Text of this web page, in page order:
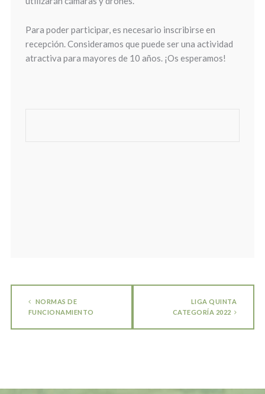
Para poder participar, es necesario inscribirse en
recepción. Consideramos que puede ser una actividad
atractiva para mayores de 10 años. ¡Os esperamos!
NORMAS DE
FUNCIONAMIENTO
LIGA QUINTA
CATEGORÍA 2022